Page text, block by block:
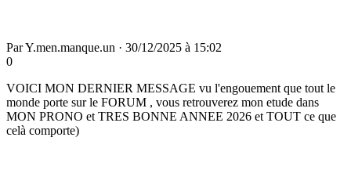
ParY.men.manque.un · 30/12/2025 à 15:02
0
VOICI MON DERNIER MESSAGE vu l'engouement que tout le
monde porte sur le FORUM , vous retrouverez mon etude dans
MON PRONO et TRES BONNE ANNEE 2026 et TOUT ce que
celà comporte)